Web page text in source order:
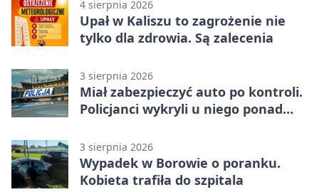
4 sierpnia 2026
Upał w Kaliszu to zagrożenie nie
tylko dla zdrowia. Są zalecenia
3 sierpnia 2026
Miał zabezpieczyć auto po kontroli.
Policjanci wykryli u niego ponad
3 sierpnia 2026
Wypadek w Borowie o poranku.
Kobieta trafiła do szpitala